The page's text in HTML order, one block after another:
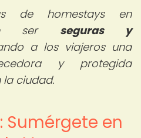
de homestays en
ser seguras y
a los viajeros una
y protegida
la ciudad.
Sumérgete en